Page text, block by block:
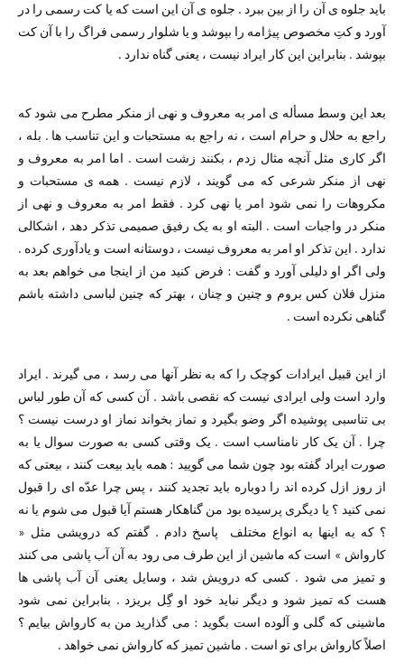
باید جلوه ی آن را از بین ببرد . جلوه ی آن این است که یا کت رسمی را در
آورد و کتِ مخصوص پیژامه را بپوشد و یا شلوار رسمی فراگ را با آن کت
بپوشد . بنابراین این کار ایراد نیست ، یعنی گناه ندارد .
بعد این وسط مسأله ی امر به معروف و نهی از منکر مطرح می شود که
راجع به حلال و حرام است ، نه راجع به مستحبات و این تناسب ها . بله ،
اگر کاری مثل آنچه مثال زدم ، بکنند زشت است . اما امر به معروف و
نهی از منکر شرعی که می گویند ، لازم نیست . همه ی مستحبات و
مکروهات را نمی شود امر یا نهی کرد . فقط امر به معروف و نهی از
منکر در واجبات است . البته او به یک رفیق صمیمی تذکر دهد ، اشکالی
ندارد . این تذکر او امر به معروف نیست ، دوستانه است و یادآوری کرده .
ولی اگر او دلیلی آورد و گفت : فرض کنید من از اینجا می خواهم بعد به
منزل فلان کس بروم و چنین و چنان ، ‌بهتر که چنین لباسی داشته باشم
گناهی نکرده است .
از این قبیل ایرادات کوچک را که به نظر آنها می رسد ، می گیرند . ایراد
وارد است ولی ایرادی نیست که نقصی باشد . آن کسی که آن طور لباس
بی تناسبی پوشیده اگر وضو بگیرد و نماز بخواند نماز او درست نیست ؟
چرا . آن یک کار نامناسب است . یک وقتی کسی به صورت سوال یا به
صورت ایراد گفته بود چون شما می گویید : همه باید بیعت کنند ،‌ بیعتی که
از روز ازل کرده اند را دوباره باید تجدید کنند ، ‌پس چرا عدّه ای را قبول
نمی کنید ؟ یا دیگری پرسیده بود من گناهکار هستم آیا قبول می شوم یا نه
؟ که به اینها به انواع مختلف پاسخ دادم . گفتم که درویشی مثل «
کارواش » است که ماشین از این طرف می رود به آن آب پاشی می کنند
و تمیز می شود . کسی که درویش شد ،‌ وسایل یعنی آن آب پاشی ها
هست که تمیز شود و دیگر نباید خود او گِل بریزد . بنابراین نمی شود
ماشینی که گلی و آلوده است بگوید : می گذارید من به کارواش بیایم ؟
اصلاً کارواش برای تو است . ماشین تمیز که کارواش نمی خواهد .